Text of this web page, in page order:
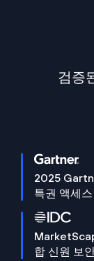
검증
2025
특권 액세
합 신원 보